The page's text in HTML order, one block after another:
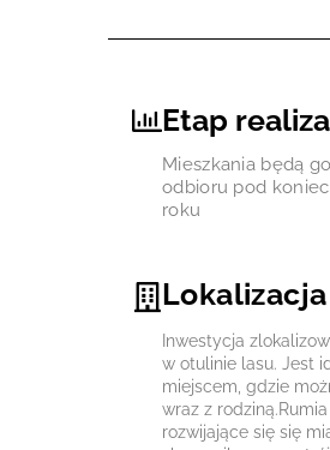
Etap
Mieszkania będą
odbioru pod koniec
roku
Lokalizacja
Inwestycja
w otulinie lasu. Jest
miejscem, gdzie
wraz z
rozwijające się się